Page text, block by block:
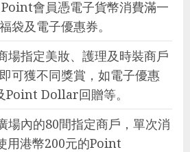
會員憑電子貨幣消費滿一
袋及電子優惠券。
指定美妝、護理及時裝商戶
可獲不同獎賞，如電子優惠
Point Dollar回贈等。
內的80間指定商戶，單次消
用港幣200元的Point